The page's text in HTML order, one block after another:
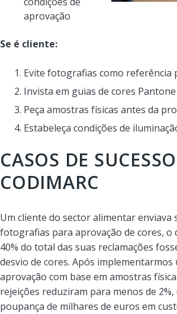
aprovação
Se é cliente:
Evite fotografias como referência
Invista em guias de cores Pantone
Peça amostras físicas antes da
Estabeleça condições de
CASOS DE
CODIMARC
Um cliente do sector alimentar enviava
fotografias para aprovação de cores, o
40% do total das suas reclamações
desvio de cores. Após implementarmos
aprovação com base em amostras
rejeições reduziram para menos de
poupança de milhares de euros em